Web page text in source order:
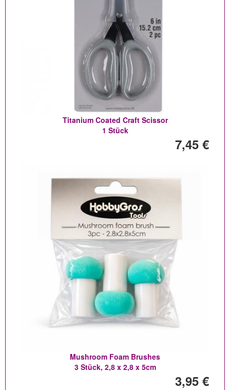
Titanium Coated Craft Scissor
1 Stück
7,45 €
Mushroom Foam Brushes
3 Stück, 2,8 x 2,8 x 5cm
3,95 €